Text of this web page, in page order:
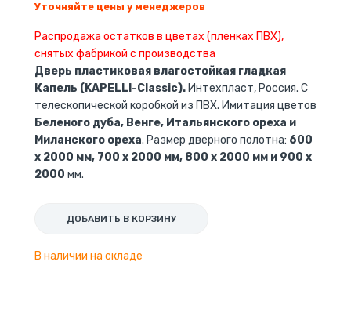
Уточняйте цены у менеджеров
Распродажа остатков в цветах (пленках ПВХ),
снятых фабрикой с производства
Дверь пластиковая влагостойкая гладкая
Капель (KAPELLI-Classic). Интехпласт, Россия. С
телескопической коробкой из ПВХ. Имитация цветов
Беленого дуба, Венге, Итальянского ореха и
Миланского ореха. Размер дверного полотна: 600
x 2000 мм, 700 x 2000 мм, 800 x 2000 мм и 900 x
2000 мм.
ДОБАВИТЬ В КОРЗИНУ
В наличии на складе